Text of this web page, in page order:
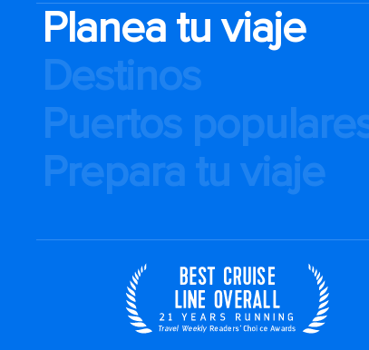
Planea tu viaje
Destinos
Puertos
Prepara tu viaje